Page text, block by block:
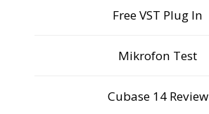
Free VST Plug In
Mikrofon Test
Cubase 14 Review